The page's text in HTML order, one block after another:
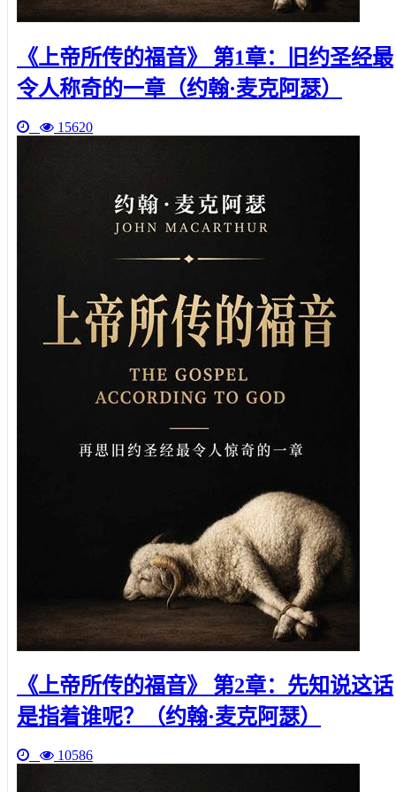
《上帝所传的福音》 第1章：旧约圣经最
令人称奇的一章（约翰·麦克阿瑟）
15620
《上帝所传的福音》 第2章：先知说这话
是指着谁呢？（约翰·麦克阿瑟）
10586